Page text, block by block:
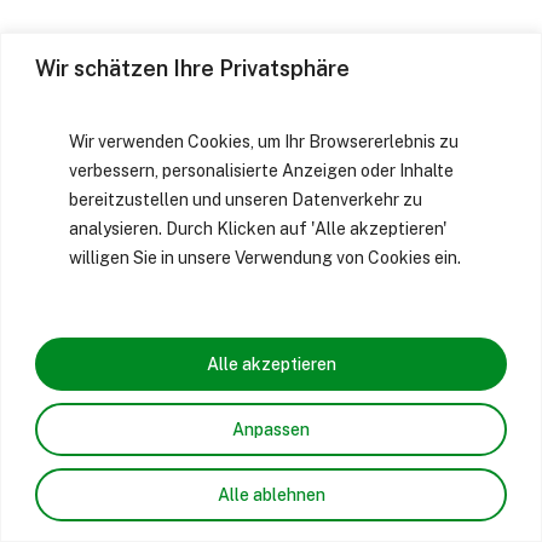
Wir schätzen Ihre Privatsphäre
Wir verwenden Cookies, um Ihr Browsererlebnis zu
verbessern, personalisierte Anzeigen oder Inhalte
bereitzustellen und unseren Datenverkehr zu
analysieren. Durch Klicken auf 'Alle akzeptieren'
willigen Sie in unsere Verwendung von Cookies ein.
Anpassen
Alle ablehnen
Alle akzeptieren